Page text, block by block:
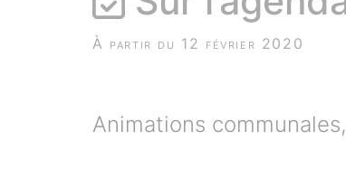
À partir du 12 février 2020
Animations